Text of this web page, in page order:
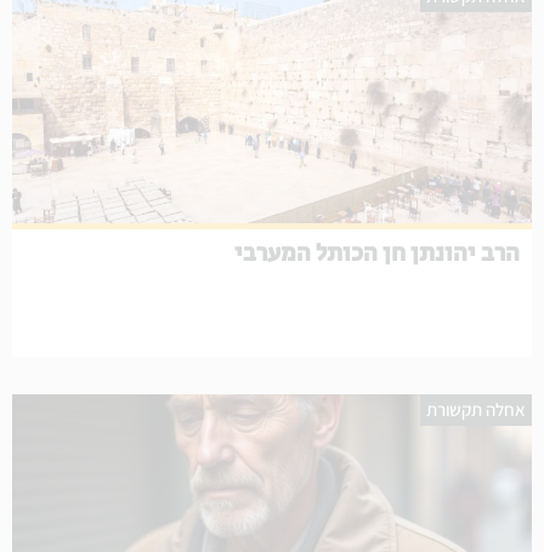
הרב יהונתן חן הכותל המערבי
אחלה תקשורת